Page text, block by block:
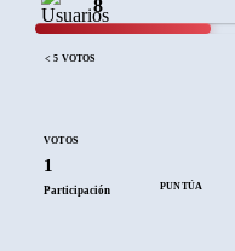
8
< 5 VOTOS
VOTOS
1
Participación PUNTÚA